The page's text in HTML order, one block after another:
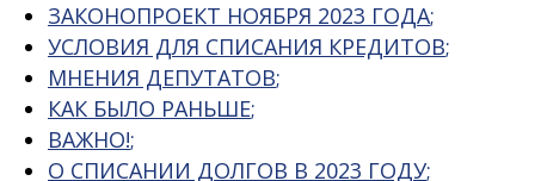
ЗАКОНОПРОЕКТ НОЯБРЯ 2023 ГОДА;
УСЛОВИЯ ДЛЯ СПИСАНИЯ КРЕДИТОВ;
МНЕНИЯ ДЕПУТАТОВ;
КАК БЫЛО РАНЬШЕ;
ВАЖНО!;
О СПИСАНИИ ДОЛГОВ В 2023 ГОДУ;